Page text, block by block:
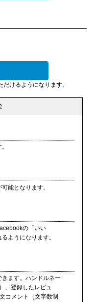
けるようになります。
能となります。
の「いい
ようになります。
ます。ハンドルネー
、登録したレビュ
コメント（文字数制